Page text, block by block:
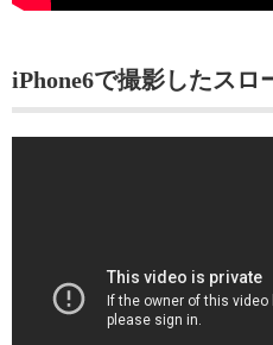
iPhone6で撮影したスロ